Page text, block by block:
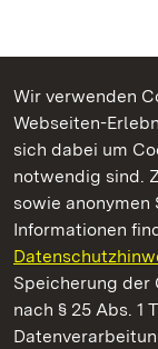
Wir verwenden
Webseiten-
sich dabei um
notwendig sind.
sowie
Informationen
Speicherung der
nach § 25 Abs. 1
Kommen.
Staatliche
Staatliche